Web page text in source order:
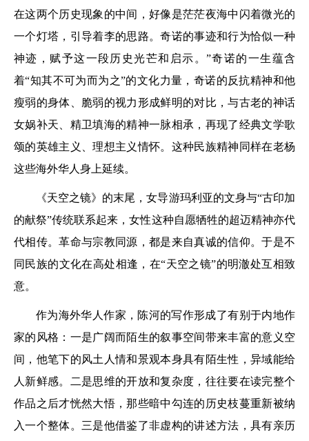
在这两个历史现象的中间，好像是茫茫夜海中闪着微光的
一个灯塔，引导着李的思路。奇诺的事迹和行为恰似一种
神迹，赋予这一段历史光芒和启示。”奇诺的一生蕴含
着“知其不可为而为之”的文化力量，奇诺的反抗精神和他
瘦弱的身体、脆弱的视力形成鲜明的对比，与古老的神话
女娲补天、精卫填海的精神一脉相承，再现了经典文学歌
颂的英雄主义、理想主义情怀。这种民族精神同样在老杨
这些海外华人身上延续。
《天空之镜》的末尾，女导游玛利亚的文身与“古印加
的献祭”传统联系起来，女性这种自愿牺牲的超迈精神亦代
代相传。革命与宗教同源，都是来自真诚的信仰。于是不
同民族的文化在高处相逢，在“天空之镜”的明澈处互相致
意。
作为海外华人作家，陈河的写作形成了有别于内地作
家的风格：一是广阔而陌生的叙事空间带来丰富的意义空
间，他笔下的风土人情和景观本身具有陌生性，异域能给
人新鲜感。二是思维的开放和复杂度，往往要在读完整个
作品之后才恍然大悟，那些暗中勾连的历史枝蔓重新被纳
入一个整体。三是他借鉴了非虚构的讲述方法，具有亲历